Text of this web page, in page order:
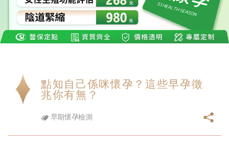
點知自己係咪懷孕？這些早孕徵
兆你有無？
早期懷孕檢測